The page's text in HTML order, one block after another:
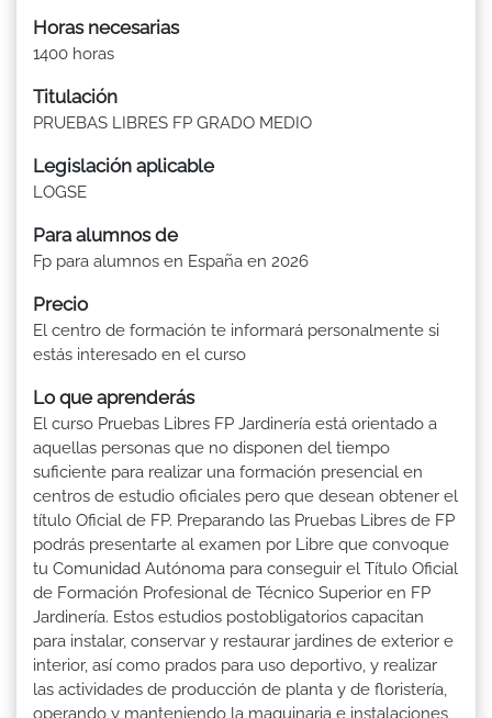
Horas necesarias
1400 horas
Titulación
PRUEBAS LIBRES FP GRADO MEDIO
Legislación aplicable
LOGSE
Para alumnos de
Fp para alumnos en España en 2026
Precio
El centro de formación te informará personalmente si
estás interesado en el curso
Lo que aprenderás
El curso Pruebas Libres FP Jardinería está orientado a
aquellas personas que no disponen del tiempo
suficiente para realizar una formación presencial en
centros de estudio oficiales pero que desean obtener el
título Oficial de FP. Preparando las Pruebas Libres de FP
podrás presentarte al examen por Libre que convoque
tu Comunidad Autónoma para conseguir el Título Oficial
de Formación Profesional de Técnico Superior en FP
Jardinería. Estos estudios postobligatorios capacitan
para instalar, conservar y restaurar jardines de exterior e
interior, así como prados para uso deportivo, y realizar
las actividades de producción de planta y de floristería,
operando y manteniendo la maquinaria e instalaciones,